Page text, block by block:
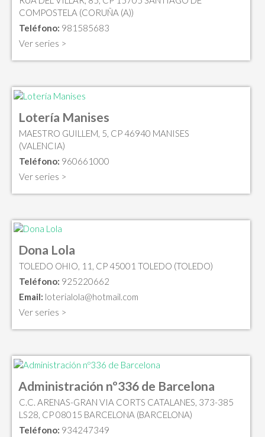
COMPOSTELA (CORUÑA (A))
Teléfono: 981585683
Ver series >
Lotería Manises
MAESTRO GUILLEM, 5, CP 46940 MANISES
(VALENCIA)
Teléfono: 960661000
Ver series >
Dona Lola
TOLEDO OHIO, 11, CP 45001 TOLEDO (TOLEDO)
Teléfono: 925220662
Email: loterialola@hotmail.com
Ver series >
Administración nº336 de Barcelona
C.C. ARENAS-GRAN VIA CORTS CATALANES, 373-385
LS28, CP 08015 BARCELONA (BARCELONA)
Teléfono: 934247349